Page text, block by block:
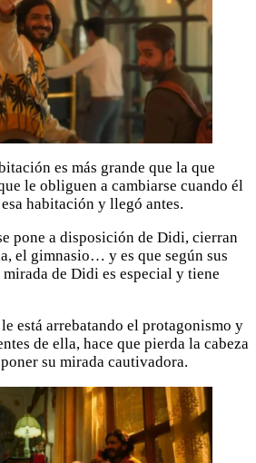
es más grande que la que
le obliguen a cambiarse cuando él
habitación y llegó antes.
pone a disposición de Didi, cierran
el gimnasio… y es que según sus
de Didi es especial y tiene
está arrebatando el protagonismo y
de ella, hace que pierda la cabeza
su mirada cautivadora.